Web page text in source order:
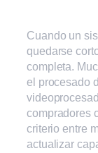
Cuando un
quedarse
completa.
el procesado
compradores
criterio entre
actualizar